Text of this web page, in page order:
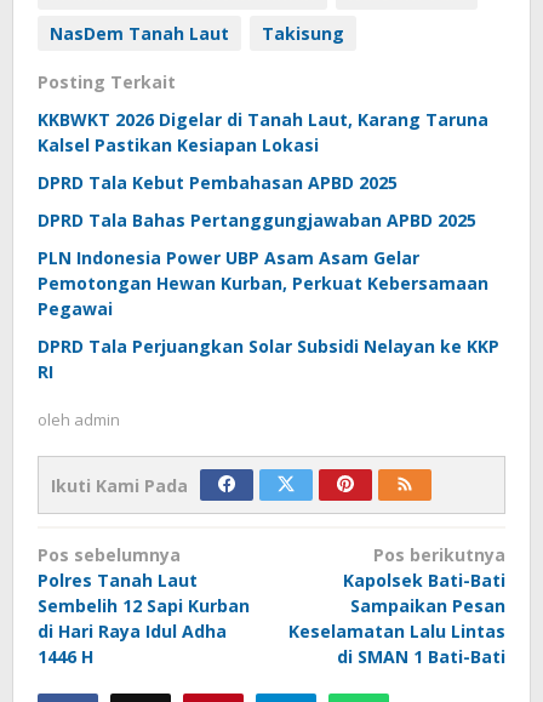
NasDem Tanah Laut
Takisung
Posting Terkait
KKBWKT 2026 Digelar di Tanah Laut, Karang Taruna
Kalsel Pastikan Kesiapan Lokasi
DPRD Tala Kebut Pembahasan APBD 2025
DPRD Tala Bahas Pertanggungjawaban APBD 2025
PLN Indonesia Power UBP Asam Asam Gelar
Pemotongan Hewan Kurban, Perkuat Kebersamaan
Pegawai
DPRD Tala Perjuangkan Solar Subsidi Nelayan ke KKP
RI
oleh admin
Ikuti Kami Pada
Navigasi
pos
Pos sebelumnya
Polres Tanah Laut
Sembelih 12 Sapi Kurban
di Hari Raya Idul Adha
1446 H
Pos berikutnya
Kapolsek Bati-Bati
Sampaikan Pesan
Keselamatan Lalu Lintas
di SMAN 1 Bati-Bati